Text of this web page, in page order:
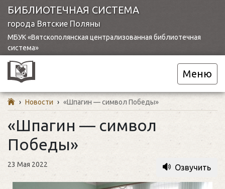
БИБЛИОТЕЧНАЯ СИСТЕМА
города Вятские Поляны
МБУК «Вятскополянская централизованная библиотечная
система»
Меню
› Новости › «Шпагин — символ Победы»
«Шпагин — символ
Победы»
23 Мая 2022 Озвучить